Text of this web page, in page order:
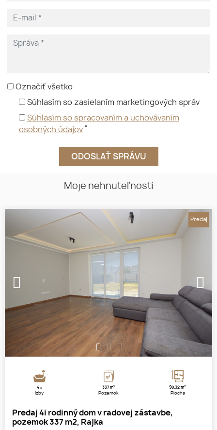
Označiť všetko
Súhlasím so zasielaním marketingových správ
Súhlasím so spracovaním a uchovávaním
osobných údajov *
Moje nehnuteľnosti
1
4x
Izby
337 m2
Pozemok
90.32 m2
Plocha
Predaj 4i rodinný dom v radovej zástavbe,
pozemok 337 m2, Rajka
Predaj